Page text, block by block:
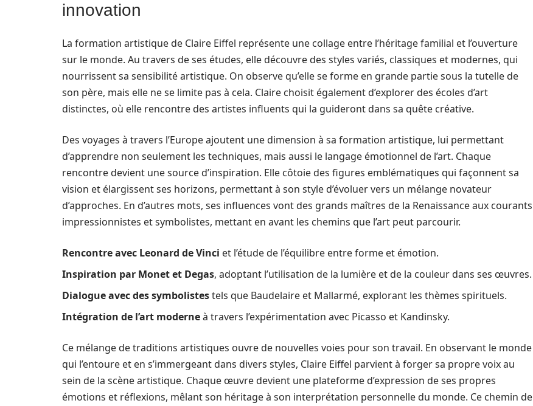
innovation
La formation artistique de Claire Eiffel représente une collage entre l’héritage familial et l’ouverture
sur le monde. Au travers de ses études, elle découvre des styles variés, classiques et modernes, qui
nourrissent sa sensibilité artistique. On observe qu’elle se forme en grande partie sous la tutelle de
son père, mais elle ne se limite pas à cela. Claire choisit également d’explorer des écoles d’art
distinctes, où elle rencontre des artistes influents qui la guideront dans sa quête créative.
Des voyages à travers l’Europe ajoutent une dimension à sa formation artistique, lui permettant
d’apprendre non seulement les techniques, mais aussi le langage émotionnel de l’art. Chaque
rencontre devient une source d’inspiration. Elle côtoie des figures emblématiques qui façonnent sa
vision et élargissent ses horizons, permettant à son style d’évoluer vers un mélange novateur
d’approches. En d’autres mots, ses influences vont des grands maîtres de la Renaissance aux courants
impressionnistes et symbolistes, mettant en avant les chemins que l’art peut parcourir.
Rencontre avec Leonard de Vinci et l’étude de l’équilibre entre forme et émotion.
Inspiration par Monet et Degas, adoptant l’utilisation de la lumière et de la couleur dans ses œuvres.
Dialogue avec des symbolistestels que Baudelaire et Mallarmé, explorant les thèmes spirituels.
Intégration de l’art moderneà travers l’expérimentation avec Picasso et Kandinsky.
Ce mélange de traditions artistiques ouvre de nouvelles voies pour son travail. En observant le monde
qui l’entoure et en s’immergeant dans divers styles, Claire Eiffel parvient à forger sa propre voix au
sein de la scène artistique. Chaque œuvre devient une plateforme d’expression de ses propres
émotions et réflexions, mêlant son héritage à son interprétation personnelle du monde. Ce chemin de